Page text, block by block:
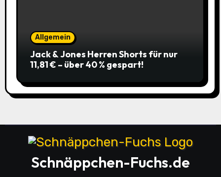
Allgemein
Jack & Jones Herren Shorts für nur
11,81 € – über 40 % gespart!
Schnäppchen-Fuchs.de